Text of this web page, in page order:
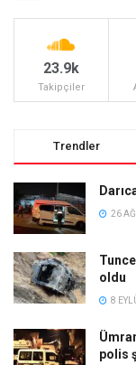
23.9k
Takipçiler
Trendler
26
oldu
8
polis